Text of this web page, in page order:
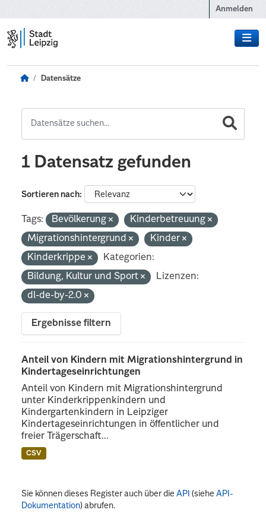
Anmelden
Datensätze
1 Datensatz gefunden
Sortieren nach
Tags: Bevölkerung
Kinderbetreuung
Migrationshintergrund
Kinder
Kinderkrippe
Kategorien:
Bildung, Kultur und Sport
Lizenzen:
dl-de-by-2.0
Ergebnisse filtern
Anteil von Kindern mit Migrationshintergrund in
Kindertageseinrichtungen
Anteil von Kindern mit Migrationshintergrund
unter Kinderkrippenkindern und
Kindergartenkindern in Leipziger
Kindertageseinrichtungen in öffentlicher und
freier Trägerschaft...
CSV
Sie können dieses Register auch über dieAPI (sieheAPI-
Dokumentation) abrufen.